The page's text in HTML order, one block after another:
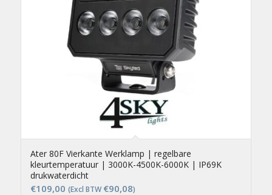
Ater 80F Vierkante Werklamp | regelbare
kleurtemperatuur | 3000K-4500K-6000K | IP69K
drukwaterdicht
€109,00 (Excl BTW €90,08)